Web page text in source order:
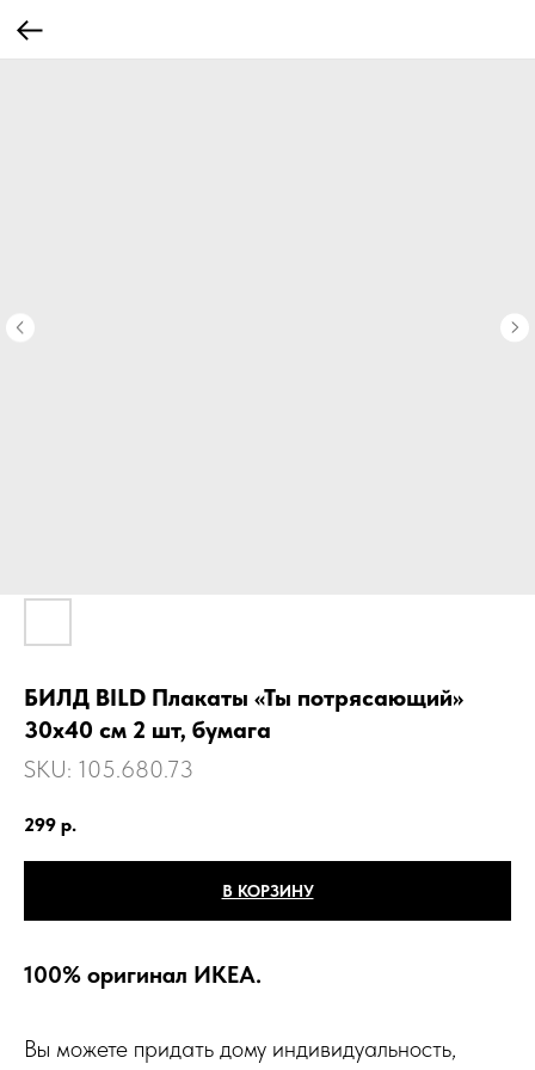
БИЛД BILD Плакаты «Ты потрясающий»
30х40 см 2 шт, бумага
SKU: 105.680.73
299 р.
В КОРЗИНУ
100% оригинал ИКЕА.
Вы можете придать дому индивидуальность,